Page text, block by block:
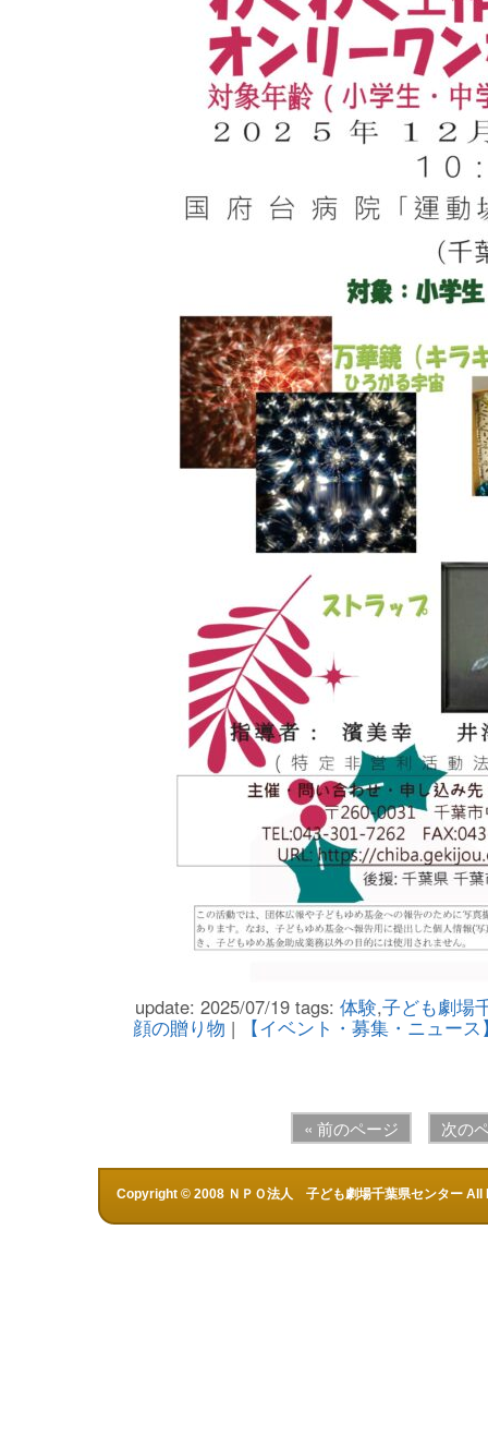
update: 2025/07/19 tags: 体験,子ども劇場
顔の贈り物 | 【イベント・募集・ニュース
« 前のページ 次の
Copyright © 2008 ＮＰＯ法人 子ども劇場千葉県センター